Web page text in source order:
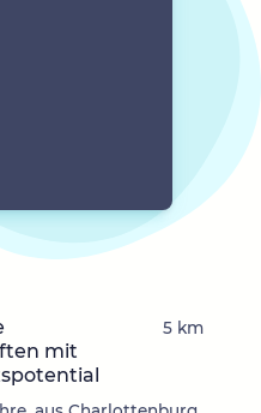
mit
5 km